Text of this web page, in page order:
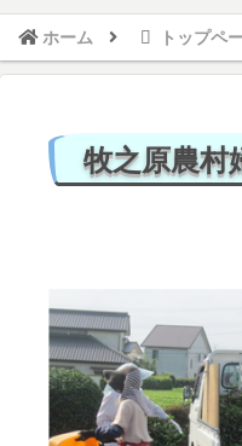
ホーム トップペ
牧之原農村